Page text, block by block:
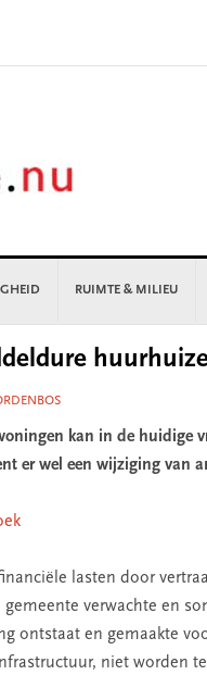
RUIMTE & MILIEU
kan in de huidige
er wel een wijziging van
lasten door
verwachte en
ontstaat en gemaakte
niet worden